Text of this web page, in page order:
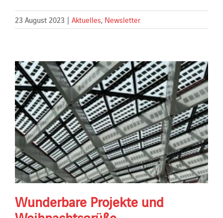
23 August 2023 | Aktuelles, Newsletter
Wunderbare Projekte und